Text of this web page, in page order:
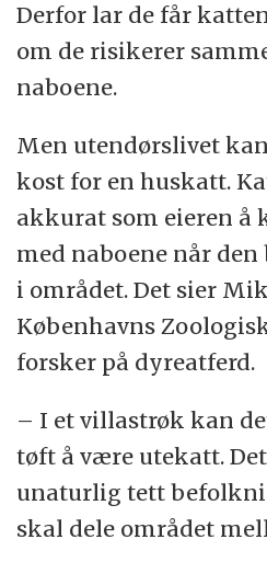
Derfor lar de får
om de risikerer
naboene.
Men utendørslivet
kost for en huskatt.
akkurat som eieren
med naboene når den
i området. Det sier
Københavns
forsker på dyreatferd.
– I et villastrøk kan
tøft å være utekatt.
unaturlig tett
skal dele området